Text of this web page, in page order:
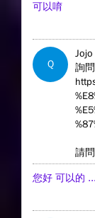
可以唷
Q
詢
請
您好 可以的